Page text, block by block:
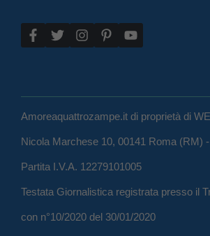
Amoreaquattrozampe.it di proprietà di
Nicola Marchese 10, 00141 Roma (RM)
Partita I.V.A. 12279101005
Testata Giornalistica registrata presso il
con n°10/2020 del 30/01/2020